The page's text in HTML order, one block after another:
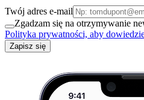
Twój adres e-mail
Zgadzam się na otrzymywanie
Polityka prywatności, aby
Zapisz się